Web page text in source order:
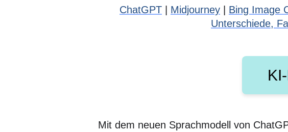
ChatGPT
Midjourney Bing Image
Unterschiede,
Mit dem neuen Sprachmodell von